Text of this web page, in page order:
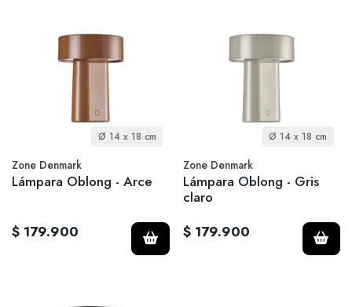
Ø 14 x 18 cm
Zone Denmark
Lámpara Oblong - Arce
$ 179.900
Ø 14 x 18 cm
Zone Denmark
Lámpara Oblong - Gris
claro
$ 179.900